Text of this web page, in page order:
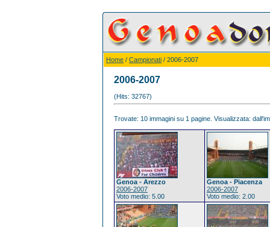
Home / Campionati / 2006-2007
2006-2007
(Hits: 32767)
Trovate: 10 immagini su 1 pagine. Visualizzata:
Genoa - Arezzo
2006-2007
Voto medio: 5.00
Genoa - Piacenza
2006-2007
Voto medio: 2.00